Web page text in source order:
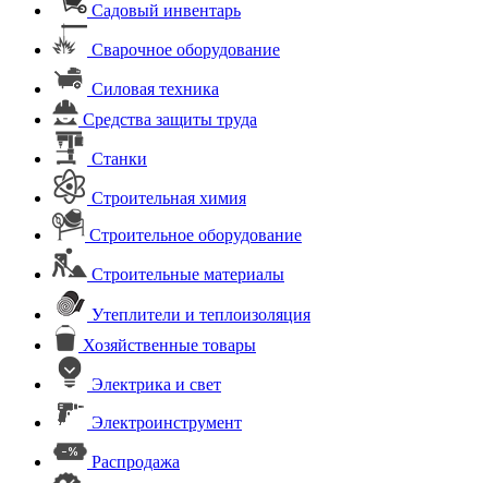
Садовый инвентарь
Сварочное оборудование
Силовая техника
Средства защиты труда
Станки
Строительная химия
Строительное оборудование
Строительные материалы
Утеплители и теплоизоляция
Хозяйственные товары
Электрика и свет
Электроинструмент
Распродажа